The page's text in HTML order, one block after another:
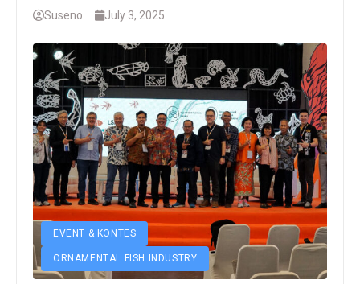
Suseno July 3, 2025
EVENT & KONTES
ORNAMENTAL FISH INDUSTRY